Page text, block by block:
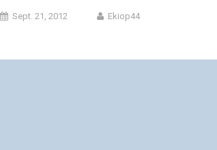
Sept. 21, 2012 Ekiop44